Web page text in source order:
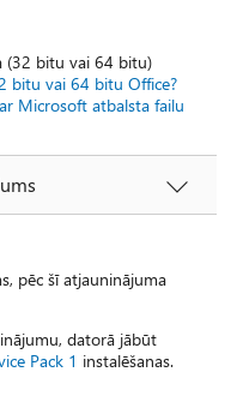
(32 bitu vai 64 bitu)
bitu vai 64 bitu Office?
Microsoft atbalsta failu
pēc šī atjauninājuma
datorā jābūt
Pack 1 instalēšanas.